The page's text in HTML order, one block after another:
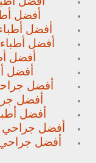
أفضل
أفضل
أفضل
أفضل
أفضل
أفضل
أفضل
أفضل
أفضل جراحي
أفضل جراحي